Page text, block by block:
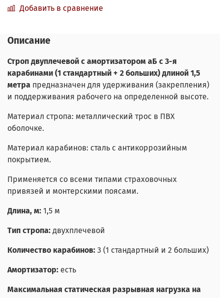
Добавить в сравнение
Описание
Строп двуплечевой с амортизатором аБ с 3-я
карабинами (1 стандартный + 2 больших) длиной 1,5
метра предназначен для удерживания (закрепления)
и поддерживания рабочего на определенной высоте.
Материал стропа: металлический трос в ПВХ
оболочке.
Материал карабинов: сталь с антикоррозийным
покрытием.
Применяется со всеми типами страховочных
привязей и монтерскими поясами.
Длина, м: 1,5 м
Тип стропа: двухплечевой
Количество карабинов: 3 (1 стандартный и 2 больших)
Амортизатор: есть
Максимальная статическая разрывная нагрузка на